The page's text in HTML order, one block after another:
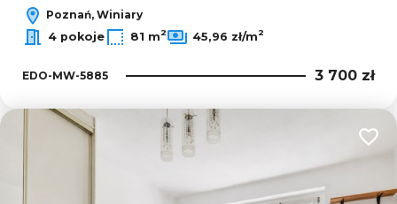
Poznań, Winiary
4 pokoje
81 m2 45,96 zł/m2
EDO-MW-5885 3 700 zł